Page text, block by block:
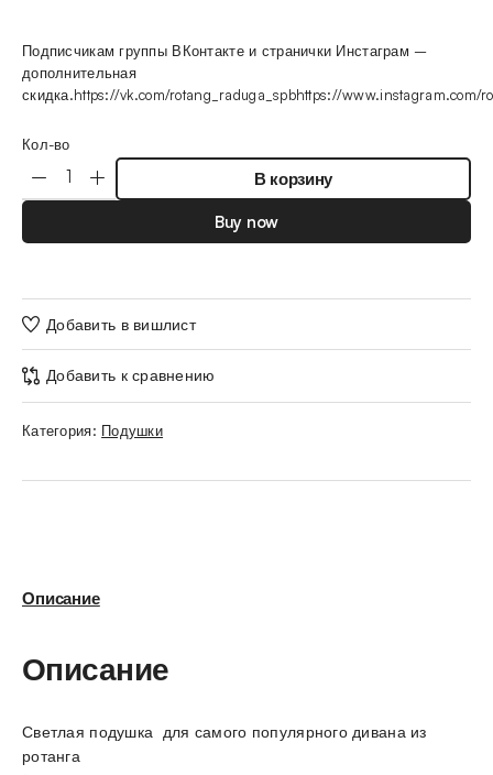
Подписчикам группы ВКонтакте и странички Инстаграм –
дополнительная
скидка.https://vk.com/rotang_raduga_spbhttps://www.instagram.com/
Кол-во
В корзину
Buy now
Добавить в вишлист
Добавить к сравнению
Категория: Подушки
Описание
Описание
Светлая подушка для самого популярного дивана из
ротанга